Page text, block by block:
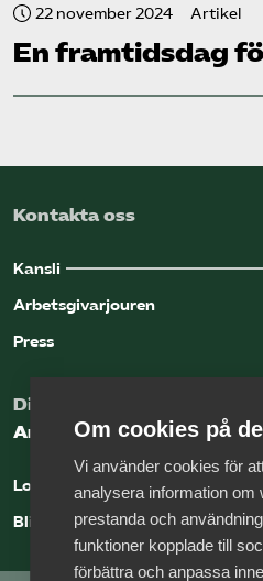
22 november 2024 Artikel
En framtidsdag
Kontakta oss
Kansli
Arbetsgivarjouren
Press
Digital kunskapsbank för
Arbetsgivarguiden
Logga in
Bli medlem
Om cookies på
Vi använder cookies för
analysera information om
prestanda och
funktioner kopplade till
förbättra och anpassa